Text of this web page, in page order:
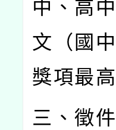
中、高
文（國
獎項最
三、徵